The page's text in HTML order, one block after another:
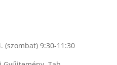
(szombat) 9:30-11:30